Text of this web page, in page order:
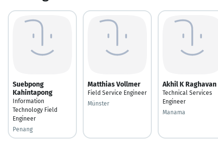
Suebpong
Kahintapong
Information
Technology Field
Engineer
Penang
Matthias Vollmer
Field Service Engineer
Münster
Akhil K Raghavan
Technical Services
Engineer
Manama